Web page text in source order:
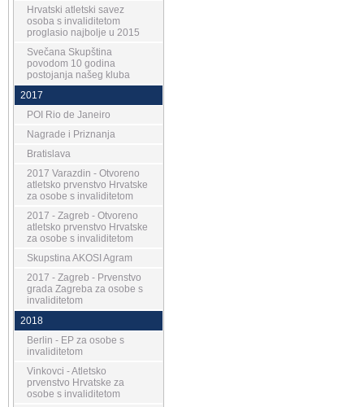
Hrvatski atletski savez
osoba s invaliditetom
proglasio najbolje u 2015
Svečana Skupština
povodom 10 godina
postojanja našeg kluba
2017
POI Rio de Janeiro
Nagrade i Priznanja
Bratislava
2017 Varazdin - Otvoreno
atletsko prvenstvo Hrvatske
za osobe s invaliditetom
2017 - Zagreb - Otvoreno
atletsko prvenstvo Hrvatske
za osobe s invaliditetom
Skupstina AKOSI Agram
2017 - Zagreb - Prvenstvo
grada Zagreba za osobe s
invaliditetom
2018
Berlin - EP za osobe s
invaliditetom
Vinkovci - Atletsko
prvenstvo Hrvatske za
osobe s invaliditetom